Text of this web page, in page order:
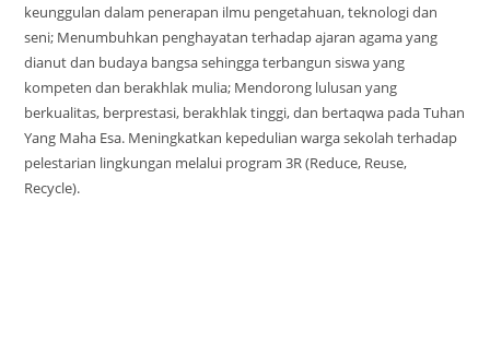
keunggulan dalam penerapan ilmu pengetahuan, teknologi dan
seni; Menumbuhkan penghayatan terhadap ajaran agama yang
dianut dan budaya bangsa sehingga terbangun siswa yang
kompeten dan berakhlak mulia; Mendorong lulusan yang
berkualitas, berprestasi, berakhlak tinggi, dan bertaqwa pada Tuhan
Yang Maha Esa. Meningkatkan kepedulian warga sekolah terhadap
pelestarian lingkungan melalui program 3R (Reduce, Reuse,
Recycle).